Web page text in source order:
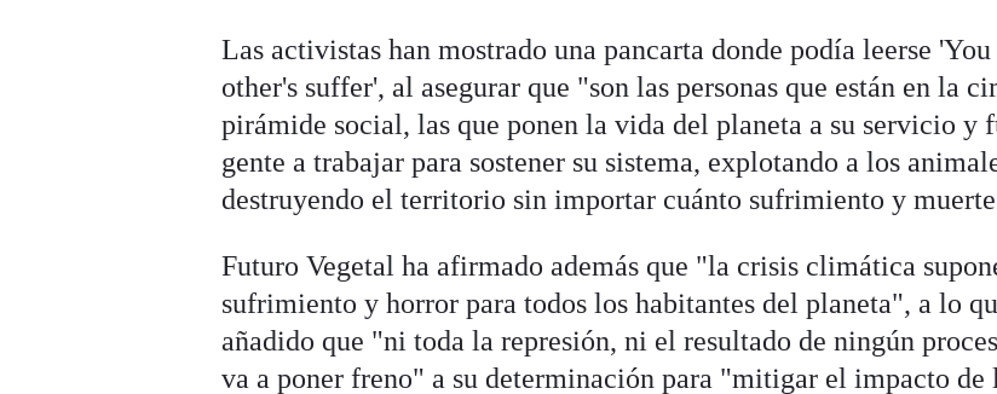
Las activistas han mostrado una pancarta donde podía leerse 'You
other's suffer', al asegurar que "son las personas que están en la
pirámide social, las que ponen la vida del planeta a su servicio y
gente a trabajar para sostener su sistema, explotando a los
destruyendo el territorio sin importar cuánto sufrimiento y
Futuro Vegetal ha afirmado además que "la crisis climática
sufrimiento y horror para todos los habitantes del planeta", a lo
añadido que "ni toda la represión, ni el resultado de ningún
va a poner freno" a su determinación para "mitigar el impacto de